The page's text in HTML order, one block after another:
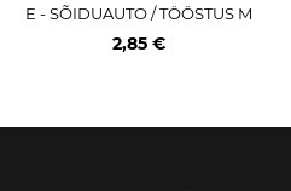
E - SÕIDUAUTO / TÖÖSTUS M
AGNETIGA
2,85 €